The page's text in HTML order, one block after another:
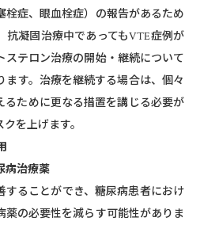
栓症、眼血栓症）の報告があるため
抗凝固治療中であってもVTE症例が
ステロン治療の開始・継続について
ます。治療を継続する場合は、個々
るために更なる措置を講じる必要が
を上げます。
病治療薬
することができ、糖尿病患者におけ
薬の必要性を減らす可能性がありま